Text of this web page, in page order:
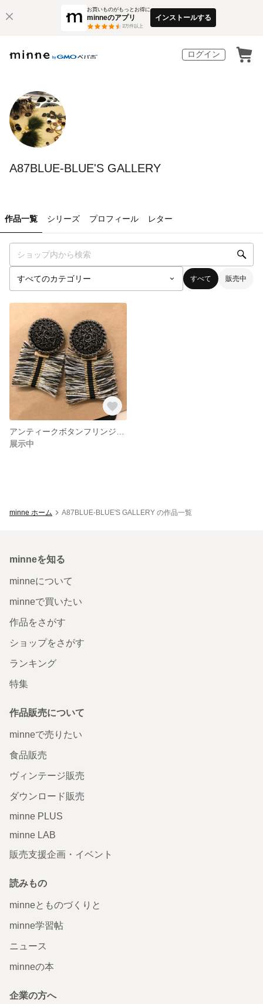
お買いものがもっとお得に
minneのアプリ
3万件以上
インストールする
ログイン
A87BLUE-BLUE'S GALLERY
作品一覧 シリーズ プロフィール レター
すべて 販売中
展示中
minne ホーム A87BLUE-BLUE'S GALLERY の作品一覧
minneを知る
minneについて
minneで買いたい
作品をさがす
ショップをさがす
ランキング
特集
作品販売について
minneで売りたい
食品販売
ヴィンテージ販売
ダウンロード販売
minne PLUS
minne LAB
販売支援企画・イベント
読みもの
minneとものづくりと
minne学習帖
ニュース
minneの本
企業の方へ